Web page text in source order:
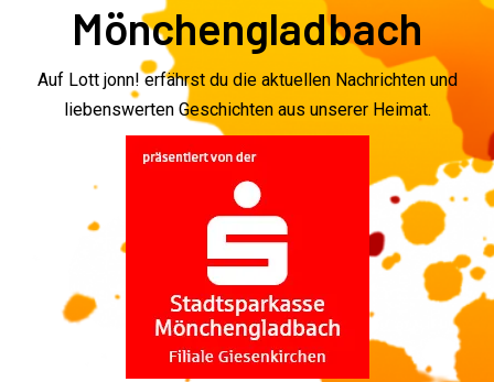
Mönchengladbach
Auf Lott jonn! erfährst du die aktuellen Nachrichten und
liebenswerten Geschichten aus unserer Heimat.